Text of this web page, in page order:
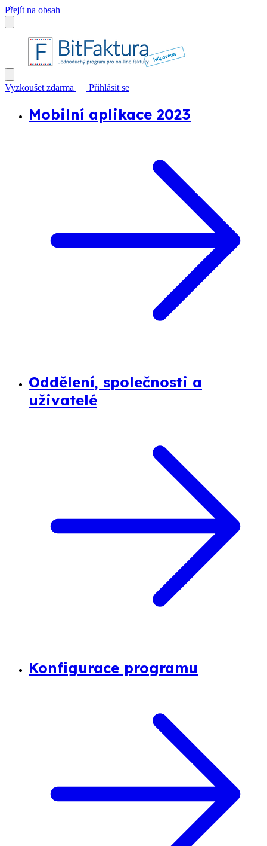
Přejít na obsah
Vyzkoušet zdarma Přihlásit se
Mobilní aplikace 2023
Oddělení, společnosti a
uživatelé
Konfigurace programu